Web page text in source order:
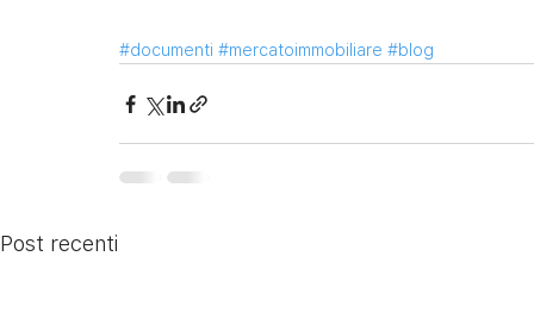
#documenti #mercatoimmobiliare #blog
Post recenti